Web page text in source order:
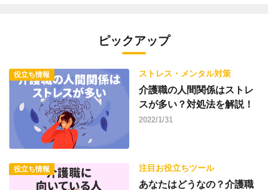
ピックアップ
役立ち情報 ストレス・メンタル対策
介護職の人間関係はストレ
スが多い？対処法を解説！
2022/1/31
役立ち情報 注目お役立ちツール
あなたはどうなの？介護職